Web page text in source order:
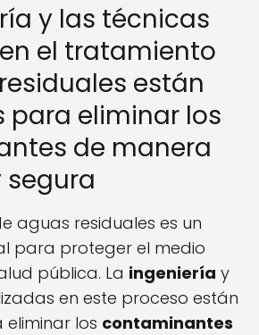
y las técnicas
el tratamiento
están
para eliminar los
de manera
aguas residuales es un
para proteger el medio
pública. La ingeniería y
en este proceso están
los contaminantes